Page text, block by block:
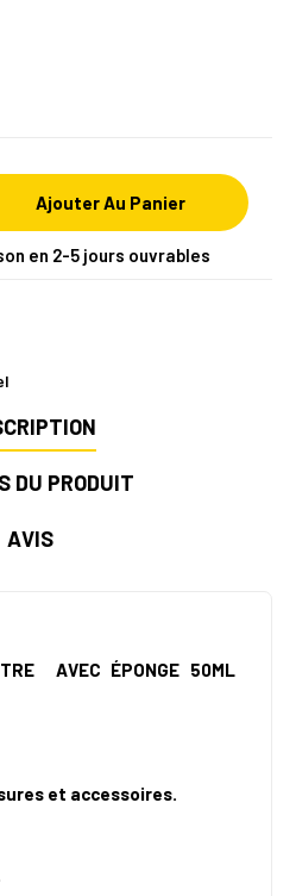
Ajouter Au Panier
en 2-5 jours ouvrables
DU PRODUIT
AVIS
AVEC ÉPONGE 50ML
et accessoires.